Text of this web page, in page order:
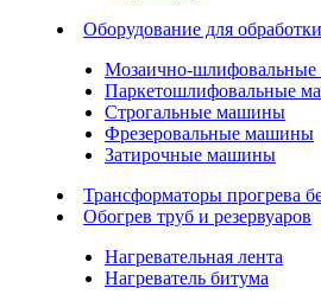
Оборудование для
Мозаично-
Паркетошлифовальные
Строгальные машины
Фрезеровальные машины
Затирочные машины
Трансформаторы прогрева
Обогрев труб и резервуаров
Нагревательная лента
Нагреватель битума